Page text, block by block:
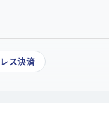
ス決済